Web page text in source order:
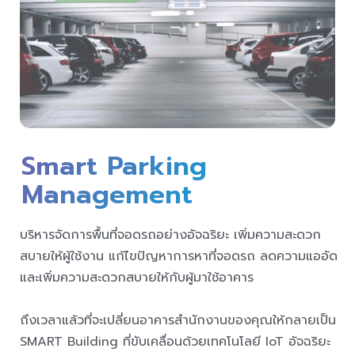
Smart Parking
Management
บริหารจัดการพื้นที่จอดรถอย่างอัจฉริยะ เพิ่มความสะดวก
สบายให้ผู้ใช้งาน แก้ไขปัญหาการหาที่จอดรถ ลดความแออัด
และเพิ่มความสะดวกสบายให้กับผู้มาใช้อาคาร
ถึงเวลาแล้วที่จะเปลี่ยนอาคารสำนักงานของคุณให้กลายเป็น
SMART Building ที่ขับเคลื่อนด้วยเทคโนโลยี IoT อัจฉริยะ